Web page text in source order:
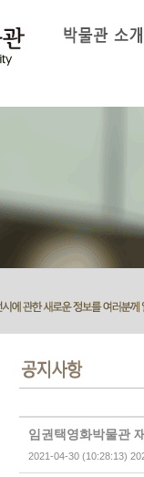
임권택영화박물관
2021-04-30 (10:28:13)